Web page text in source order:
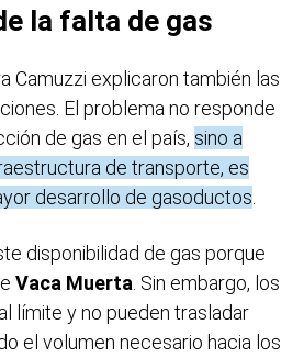
la falta de gas
Camuzzi explicaron también las
El problema no responde
de gas en el país, sino a
de transporte, es
desarrollo de gasoductos
disponibilidad de gas porque
Vaca Muerta . Sin embargo, los
límite y no pueden trasladar
el volumen necesario hacia los